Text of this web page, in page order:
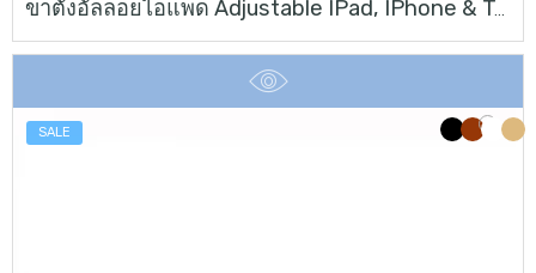
price
was:
฿1,690.
price
is:
ขาตั้งอัลลอยไอแพด Adjustable IPad, IPhone & Tablet Stand For 4-14inch
SALE